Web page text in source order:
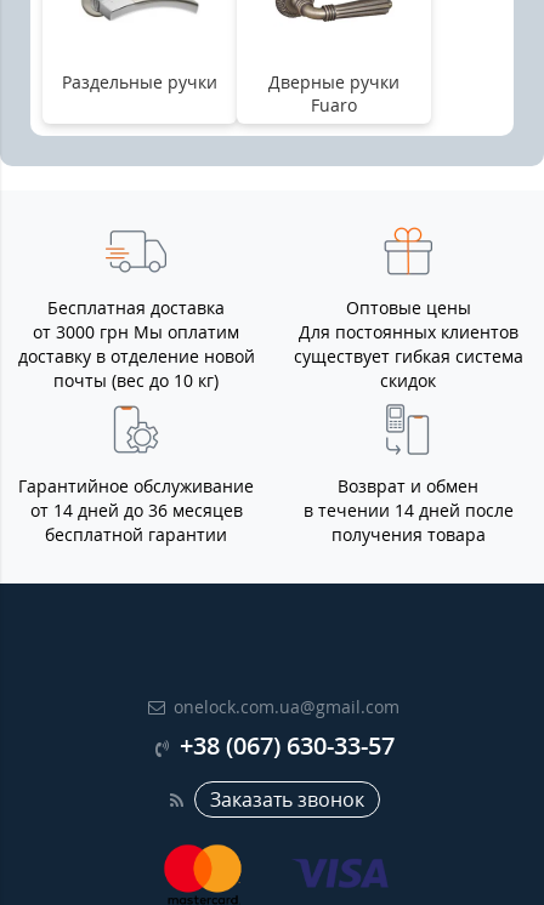
Раздельные ручки
Дверные ручки
Fuaro
Бесплатная доставка
от 3000 грн Мы оплатим
доставку в отделение новой
почты (вес до 10 кг)
Оптовые цены
Для постоянных клиентов
существует гибкая система
скидок
Гарантийное обслуживание
от 14 дней до 36 месяцев
бесплатной гарантии
Возврат и обмен
в течении 14 дней после
получения товара
onelock.com.ua@gmail.com
+38 (067) 630-33-57
Заказать звонок